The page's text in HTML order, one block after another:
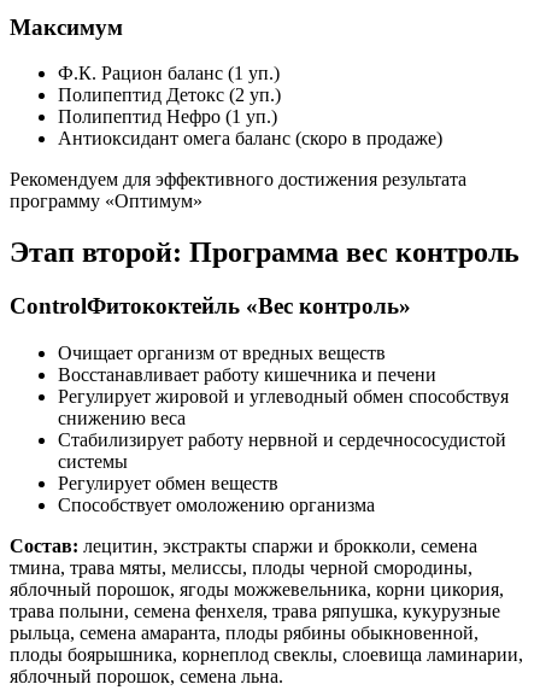
Максимум
Ф.К. Рацион баланс (1 уп.)
Полипептид Детокс (2 уп.)
Полипептид Нефро (1 уп.)
Антиоксидант омега баланс (скоро в продаже)
Рекомендуем для эффективного достижения результата
программу «Оптимум»
Этап второй: Программа вес контроль
ControlФитококтейль «Вес контроль»
Очищает организм от вредных веществ
Восстанавливает работу кишечника и печени
Регулирует жировой и углеводный обмен способствуя
снижению веса
Стабилизирует работу нервной и сердечнососудистой
системы
Регулирует обмен веществ
Способствует омоложению организма
Состав: лецитин, экстракты спаржи и брокколи, семена
тмина, трава мяты, мелиссы, плоды черной смородины,
яблочный порошок, ягоды можжевельника, корни цикория,
трава полыни, семена фенхеля, трава ряпушка, кукурузные
рыльца, семена амаранта, плоды рябины обыкновенной,
плоды боярышника, корнеплод свеклы, слоевища ламинарии,
яблочный порошок, семена льна.